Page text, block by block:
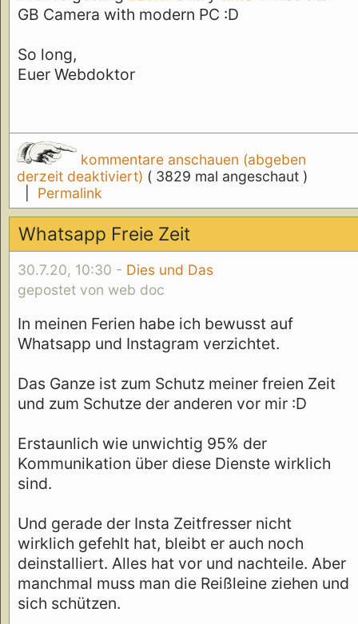
GB Camera with modern PC :D
So long,
Euer Webdoktor
kommentare anschauen (abgeben
derzeit deaktiviert) ( 3829 mal angeschaut )
Permalink
Whatsapp Freie Zeit
30.7.20, 10:30 - Dies und Das
gepostet von web doc
In meinen Ferien habe ich bewusst auf
Whatsapp und Instagram verzichtet.
Das Ganze ist zum Schutz meiner freien Zeit
und zum Schutze der anderen vor mir :D
Erstaunlich wie unwichtig 95% der
Kommunikation über diese Dienste wirklich
sind.
Und gerade der Insta Zeitfresser nicht
wirklich gefehlt hat, bleibt er auch noch
deinstalliert. Alles hat vor und nachteile. Aber
manchmal muss man die Reißleine ziehen und
sich schützen.